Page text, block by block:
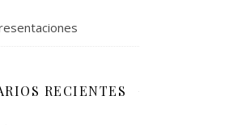
RECIENTES